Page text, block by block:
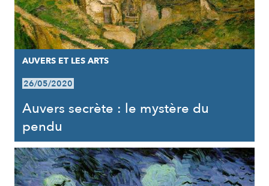
AUVERS ET LES ARTS
26/05/2020
Auvers secrète : le mystère du
pendu